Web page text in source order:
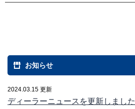
お知らせ
2024.03.15 更新
ディーラーニュースを更新しました